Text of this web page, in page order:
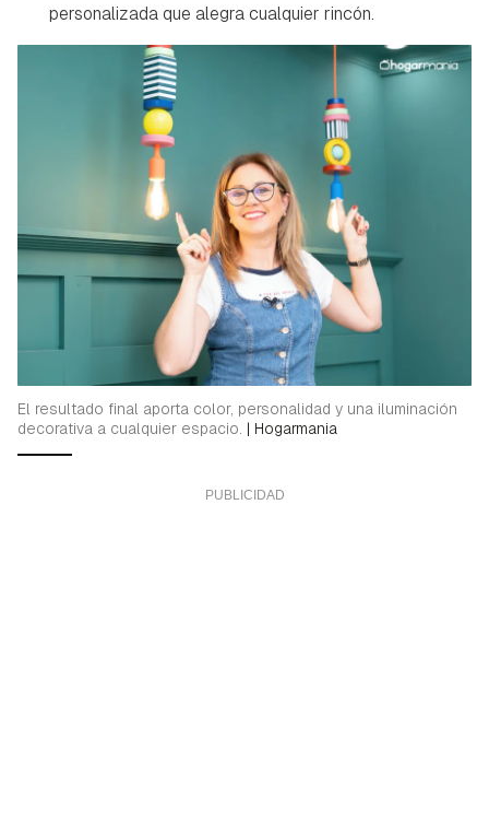
personalizada que alegra cualquier rincón.
El resultado final aporta color, personalidad y una iluminación
decorativa a cualquier espacio. | Hogarmania